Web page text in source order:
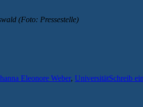
(Foto: Pressestelle)
Eleonore Weber, UniversitätSchreib